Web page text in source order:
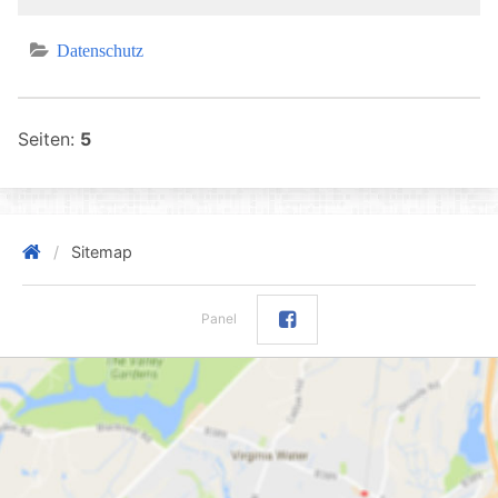
Datenschutz
Seiten: 5
Sitemap
Panel
Facebox anzeigen